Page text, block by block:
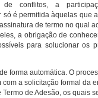
de conflitos, a
só é permitida àquelas que
de termo no qual
a obrigação de
para solucionar os
forma automática. O
a solicitação formal da
de Adesão, os quais